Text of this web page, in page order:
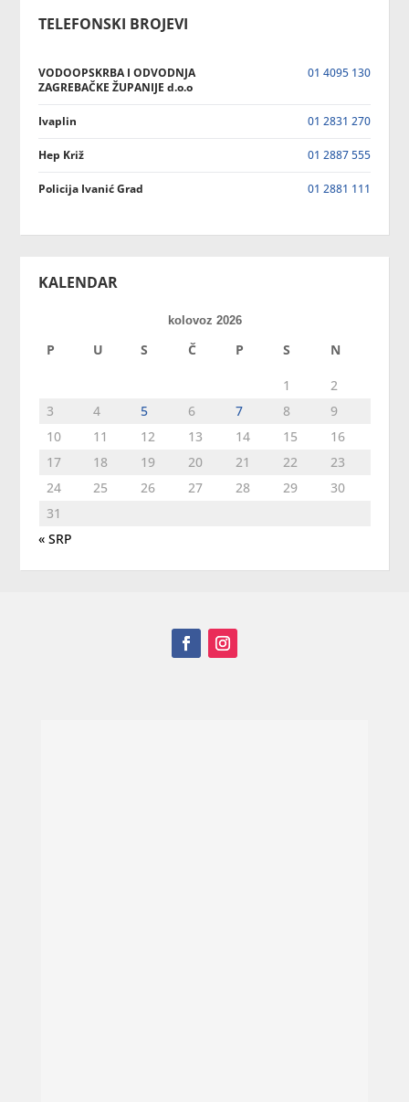
TELEFONSKI BROJEVI
VODOOPSKRBA I ODVODNJA
ZAGREBAČKE ŽUPANIJE d.o.o
01 4095 130
Ivaplin 01 2831 270
Hep Križ 01 2887 555
Policija Ivanić Grad 01 2881 111
KALENDAR
kolovoz 2026
P U S Č P S N
1
2
3
4 5 6 7 8
9
10
11 12 13 14 15
16
17
18 19 20 21 22
23
24
25 26 27 28 29
30
31
« SRP